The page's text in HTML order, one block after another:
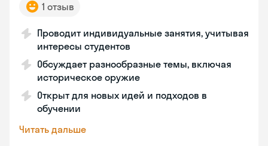
1 отзыв
Проводит индивидуальные занятия, учитывая
интересы студентов
Обсуждает разнообразные темы, включая
историческое оружие
Открыт для новых идей и подходов в
обучении
Читать дальше